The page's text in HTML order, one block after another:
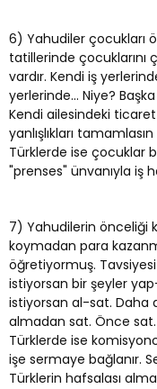
6) Yahudiler çocukları
tatillerinde çocuklarını
vardır. Kendi iş
yerlerinde... Niye?
Kendi ailesindeki ticaret
yanlışlıkları tamamlasın
Türklerde ise çocuklar
"prenses" ünvanıyla iş
7) Yahudilerin önceliği
koymadan para
öğretiyormuş.
istiyorsan bir şeyler
istiyorsan al-sat. Daha
almadan sat. Önce sat.
Türklerde ise
işe sermaye bağlanır.
Türklerin hafsalası